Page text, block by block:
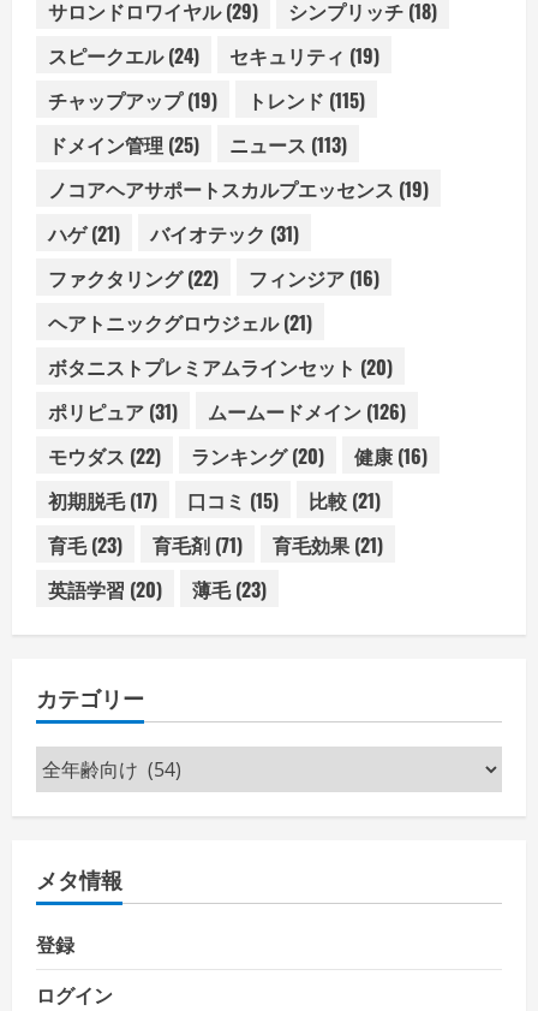
サロンドロワイヤル(29) シンプリッチ (18)
スピークエル(24) セキュリティ (19)
チャップアップ(19) トレンド (115)
ドメイン管理 (25) ニュース (113)
ノコアヘアサポートスカルプエッセンス (19)
ハゲ(21) バイオテック (31)
ファクタリング(22) フィンジア (16)
ヘアトニックグロウジェル(21)
ボタニストプレミアムラインセット (20)
ポリピュア (31) ムームードメイン (126)
モウダス (22) ランキング(20) 健康 (16)
初期脱毛(17) 口コミ (15) 比較 (21)
育毛(23) 育毛剤 (71) 育毛効果 (21)
英語学習 (20) 薄毛(23)
カテゴリー
カ
テ
ー
メタ情報
登録
ログイン